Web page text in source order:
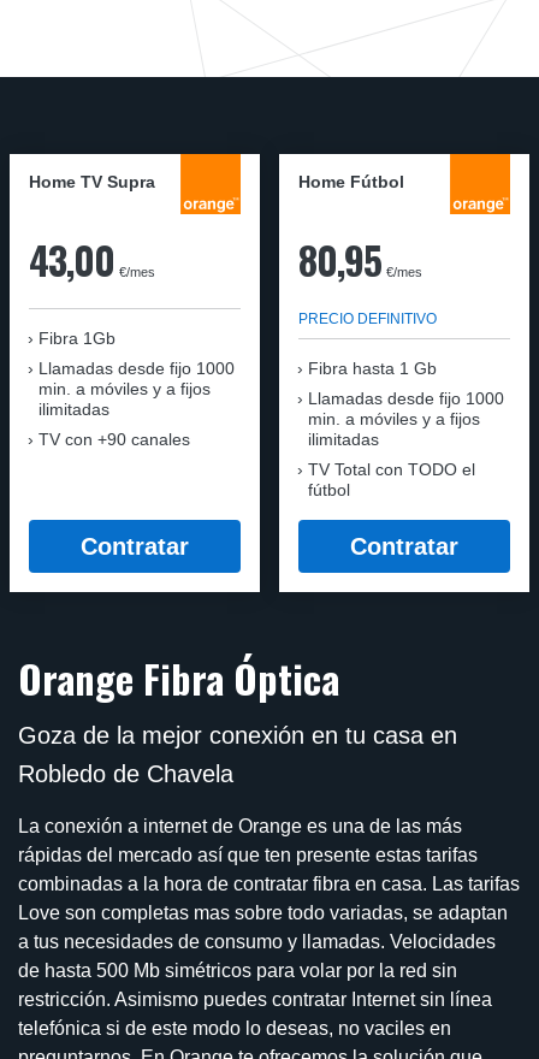
Home TV Supra
43,00 €/mes
Fibra 1Gb
Llamadas desde fijo 1000
min. a móviles y a fijos
ilimitadas
TV con +90 canales
Contratar
Home Fútbol
80,95 €/mes
PRECIO DEFINITIVO
Fibra hasta 1 Gb
Llamadas desde fijo 1000
min. a móviles y a fijos
ilimitadas
TV Total con TODO el
fútbol
Contratar
Orange Fibra Óptica
Goza de la mejor conexión en tu casa en
Robledo de Chavela
La conexión a internet de Orange es una de las más
rápidas del mercado así que ten presente estas tarifas
combinadas a la hora de contratar fibra en casa. Las tarifas
Love son completas mas sobre todo variadas, se adaptan
a tus necesidades de consumo y llamadas. Velocidades
de hasta 500 Mb simétricos para volar por la red sin
restricción. Asimismo puedes contratar Internet sin línea
telefónica si de este modo lo deseas, no vaciles en